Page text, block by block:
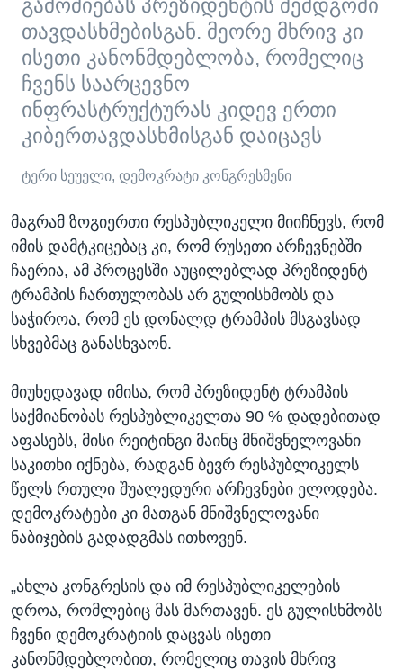
გამოძიებას პრეზიდენტის შემდგომი
თავდასხმებისგან. მეორე მხრივ კი
ისეთი კანონმდებლობა, რომელიც
ჩვენს საარცევნო
ინფრასტრუქტურას კიდევ ერთი
კიბერთავდასხმისგან დაიცავს
ტერი სეუელი, დემოკრატი კონგრესმენი
მაგრამ ზოგიერთი რესპუბლიკელი მიიჩნევს, რომ
იმის დამტკიცებაც კი, რომ რუსეთი არჩევნებში
ჩაერია, ამ პროცესში აუცილებლად პრეზიდენტ
ტრამპის ჩართულობას არ გულისხმობს და
საჭიროა, რომ ეს დონალდ ტრამპის მსგავსად
სხვებმაც განასხვაონ.
მიუხედავად იმისა, რომ პრეზიდენტ ტრამპის
საქმიანობას რესპუბლიკელთა 90 % დადებითად
აფასებს, მისი რეიტინგი მაინც მნიშვნელოვანი
საკითხი იქნება, რადგან ბევრ რესპუბლიკელს
წელს რთული შუალედური არჩევნები ელოდება.
დემოკრატები კი მათგან მნიშვნელოვანი
ნაბიჯების გადადგმას ითხოვენ.
„ახლა კონგრესის და იმ რესპუბლიკელების
დროა, რომლებიც მას მართავენ. ეს გულისხმობს
ჩვენი დემოკრატიის დაცვას ისეთი
კანონმდებლობით, რომელიც თავის მხრივ